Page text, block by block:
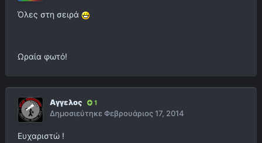
Όλες στη σειρά
Ωραία φωτό!
Αγγελος 1
ΔημοσιεύτηκεΦεβρουάριος 17, 2014
Ευχαριστώ !